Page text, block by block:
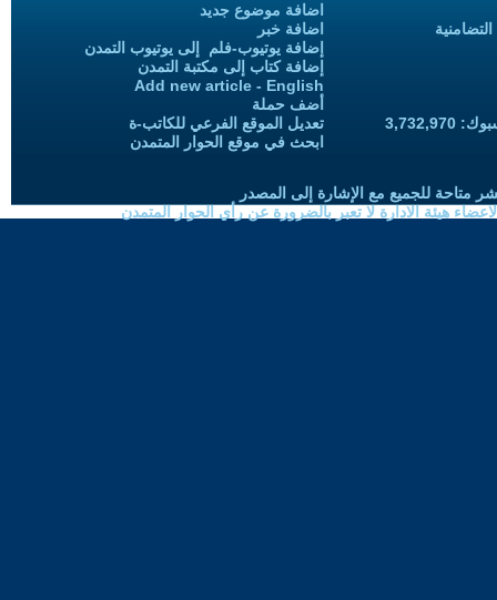
اضافة موضوع جديد
اضافة خبر
إضافة يوتيوب-فلم إلى يوتيوب التمدن
إضافة كتاب إلى مكتبة التمدن
Add new article - English
أضف حملة
تعديل الموقع الفرعي للكاتب-ة
ابحث في موقع الحوار المتمدن
متاحة للجميع مع الإشارة إلى المصدر
هيئة الادارة لا تعبر بالضرورة عن رأي الحوار المتمدن